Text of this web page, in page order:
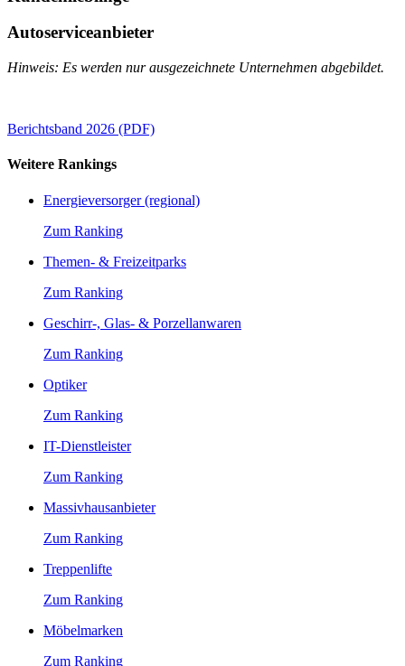
Autoserviceanbieter
Hinweis: Es werden nur ausgezeichnete Unternehmen abgebildet.
Berichtsband 2026 (PDF)
Weitere Rankings
Energieversorger (regional)
Zum Ranking
Themen- & Freizeitparks
Zum Ranking
Geschirr-, Glas- & Porzellanwaren
Zum Ranking
Optiker
Zum Ranking
IT-Dienstleister
Zum Ranking
Massivhausanbieter
Zum Ranking
Treppenlifte
Zum Ranking
Möbelmarken
Zum Ranking